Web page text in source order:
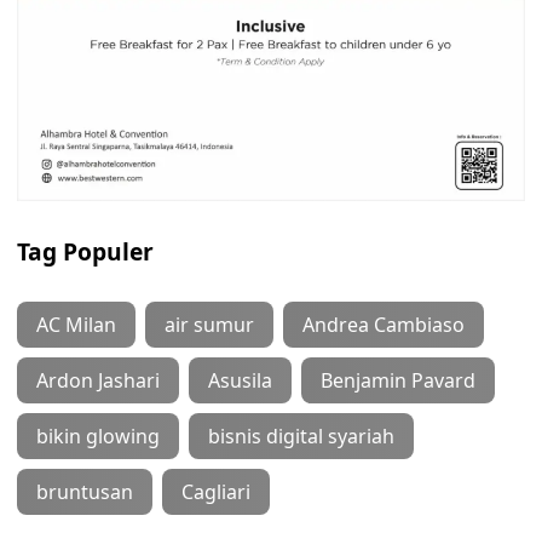
Tag Populer
AC Milan air sumur Andrea Cambiaso
Ardon Jashari Asusila Benjamin Pavard
bikin glowing bisnis digital syariah
bruntusan Cagliari